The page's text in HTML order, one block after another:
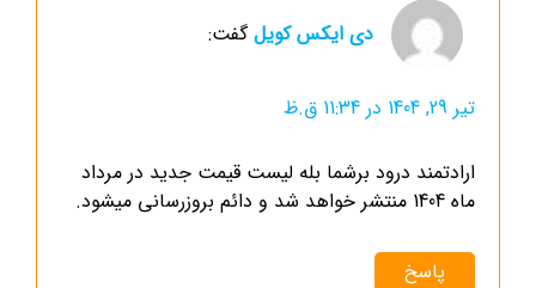
دی ایکس کویل گفت:
تیر 29, 1404 در 11:34 ق.ظ
ارادتمند درود برشما بله لیست قیمت جدید در مرداد
ماه 1404 منتشر خواهد شد و دائم بروزرسانی میشود.
پاسخ